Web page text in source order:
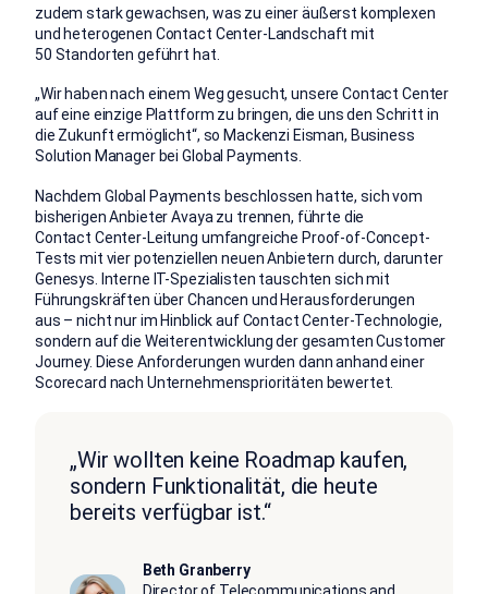
zudem stark gewachsen, was zu einer äußerst komplexen
und heterogenen Contact Center-Landschaft mit
50 Standorten geführt hat.
„Wir haben nach einem Weg gesucht, unsere Contact Center
auf eine einzige Plattform zu bringen, die uns den Schritt in
die Zukunft ermöglicht“, so Mackenzi Eisman, Business
Solution Manager bei Global Payments.
Nachdem Global Payments beschlossen hatte, sich vom
bisherigen Anbieter Avaya zu trennen, führte die
Contact Center-Leitung umfangreiche Proof-of-Concept-
Tests mit vier potenziellen neuen Anbietern durch, darunter
Genesys. Interne IT-Spezialisten tauschten sich mit
Führungskräften über Chancen und Herausforderungen
aus – nicht nur im Hinblick auf Contact Center-Technologie,
sondern auf die Weiterentwicklung der gesamten Customer
Journey. Diese Anforderungen wurden dann anhand einer
Scorecard nach Unternehmensprioritäten bewertet.
„Wir wollten keine Roadmap kaufen,
sondern Funktionalität, die heute
bereits verfügbar ist.“
Beth Granberry